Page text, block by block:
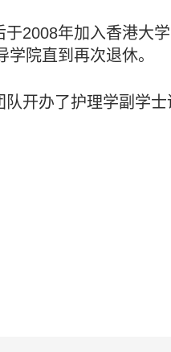
2008年加入香港大
院直到再次退休。
开办了护理学副学